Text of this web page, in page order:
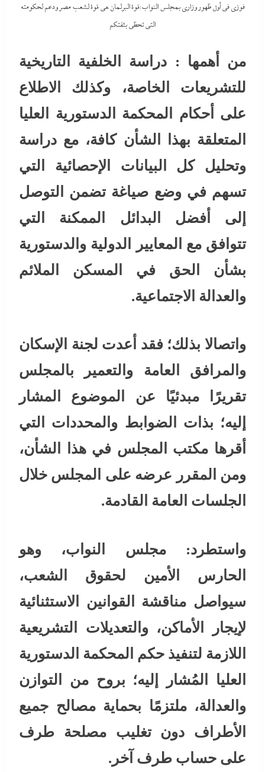
فوزى في أول ظهور وزارى بمجلس النواب:قوة البرلمان هي قوة لشعب مصر ودعم لحكومته
التي تحظي بثقتكم
من أهمها : دراسة الخلفية التاريخية
للتشريعات الخاصة، وكذلك الاطلاع
على أحكام المحكمة الدستورية العليا
المتعلقة بهذا الشأن كافة، مع دراسة
وتحليل كل البيانات الإحصائية التي
تسهم في وضع صياغة تضمن التوصل
إلى أفضل البدائل الممكنة التي
تتوافق مع المعايير الدولية والدستورية
بشأن الحق في المسكن الملائم
والعدالة الاجتماعية.
واتصالا بذلك؛ فقد أعدت لجنة الإسكان
والمرافق العامة والتعمير بالمجلس
تقريرًا مبدئيًا عن الموضوع المشار
إليه؛ بذات الضوابط والمحددات التي
أقرها مكتب المجلس في هذا الشأن،
ومن المقرر عرضه على المجلس خلال
الجلسات العامة القادمة.
واستطرد: مجلس النواب، وهو
الحارس الأمين لحقوق الشعب،
سيواصل مناقشة القوانين الاستثنائية
لإيجار الأماكن، والتعديلات التشريعية
اللازمة لتنفيذ حكم المحكمة الدستورية
العليا المُشار إليه؛ بروح من التوازن
والعدالة، ملتزمًا بحماية مصالح جميع
الأطراف دون تغليب مصلحة طرف
على حساب طرف آخر.